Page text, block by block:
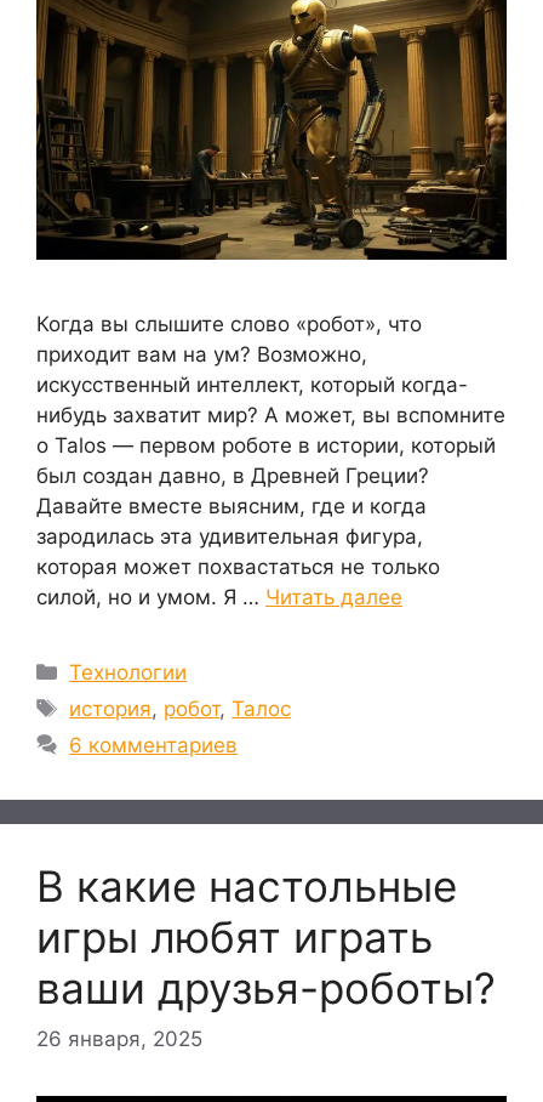
Когда вы слышите слово «робот», что
приходит вам на ум? Возможно,
искусственный интеллект, который когда-
нибудь захватит мир? А может, вы вспомните
о Talos — первом роботе в истории, который
был создан давно, в Древней Греции?
Давайте вместе выясним, где и когда
зародилась эта удивительная фигура,
которая может похвастаться не только
силой, но и умом. Я … Читать далее
Рубрики
Технологии
Метки
история, робот,Талос
6 комментариев
В какие настольные
игры любят играть
ваши друзья-роботы?
26 января, 2025